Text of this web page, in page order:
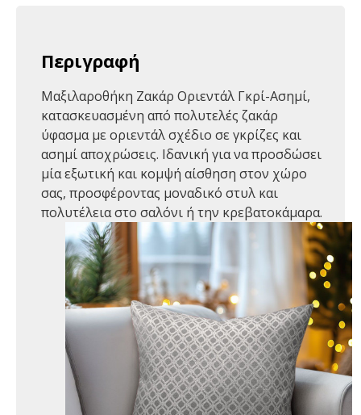
Περιγραφή
Μαξιλαροθήκη Ζακάρ Οριεντάλ Γκρί-Ασημί,
κατασκευασμένη από πολυτελές ζακάρ
ύφασμα με οριεντάλ σχέδιο σε γκρίζες και
ασημί αποχρώσεις. Ιδανική για να προσδώσει
μία εξωτική και κομψή αίσθηση στον χώρο
σας, προσφέροντας μοναδικό στυλ και
πολυτέλεια στο σαλόνι ή την κρεβατοκάμαρα.